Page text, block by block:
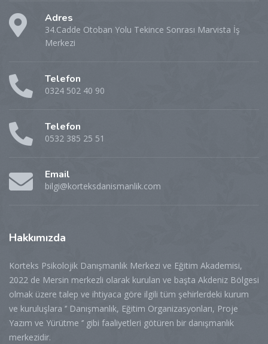
Adres
34.Cadde Otoban Yolu Tekince Sonrası Marvista İş
Merkezi
Telefon
0324 502 40 90
Telefon
0532 385 25 51
Email
bilgi@korteksdanismanlik.com
Hakkımızda
Korteks Psikolojik Danışmanlık Merkezi ve Eğitim Akademisi,
2022 de Mersin merkezli olarak kurulan ve başta Akdeniz Bölgesi
olmak üzere talep ve ihtiyaca göre ilgili tüm şehirlerdeki kurum
ve kuruluşlara ‘’ Danışmanlık, Eğitim Organizasyonları, Proje
Yazım ve Yürütme ‘’ gibi faaliyetleri götüren bir danışmanlık
merkezidir.